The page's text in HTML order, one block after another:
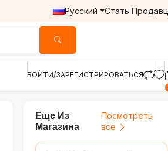
Русский Стать
ВОЙТИ/ЗАРЕГИСТРИРОВАТЬСЯ
Еще Из
Магазина
Посмотреть
все